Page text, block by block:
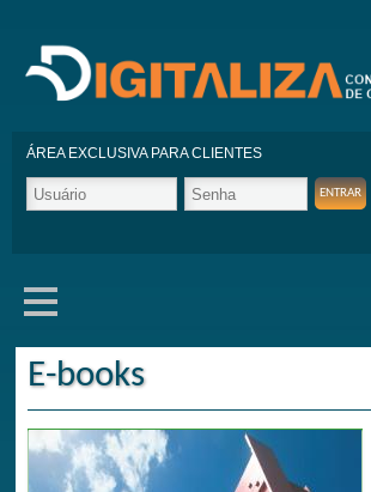
ÁREA EXCLUSIVA PARA CLIENTES
E-books